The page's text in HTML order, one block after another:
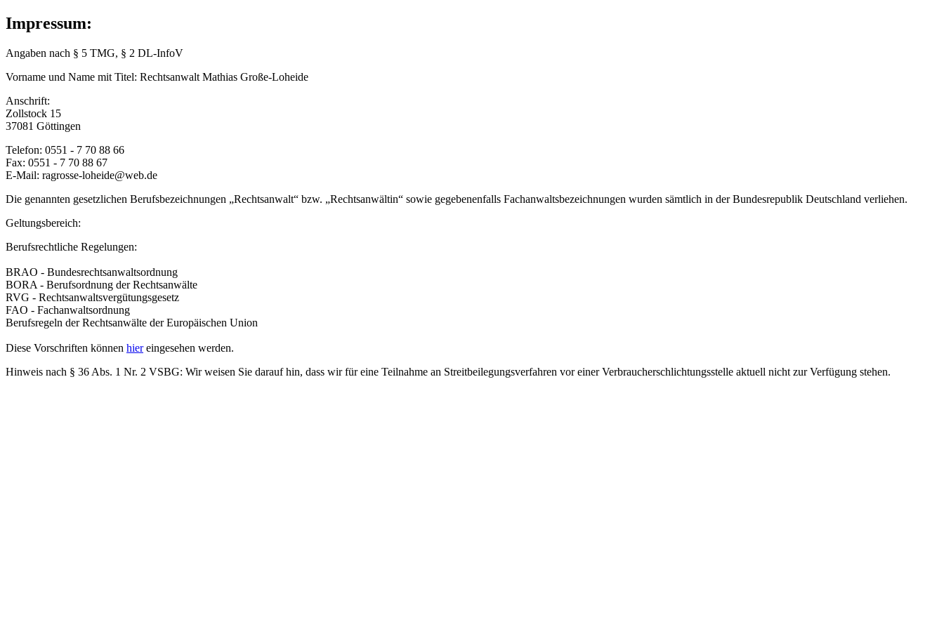
Impressum:
Angaben nach § 5 TMG, § 2 DL-InfoV
Vorname und Name mit Titel: Rechtsanwalt Mathias Große-Loheide
Anschrift:
Zollstock 15
37081 Göttingen
Telefon: 0551 - 7 70 88 66
Fax: 0551 - 7 70 88 67
E-Mail: ragrosse-loheide@web.de
Die genannten gesetzlichen Berufsbezeichnungen „Rechtsanwalt“ bzw. „Rechtsanwältin“ sowie gegebenenfalls Fachanwaltsbezeichnungen wurden sämtlich in der Bundesrepublik Deutschland verliehen.
Geltungsbereich:
Berufsrechtliche Regelungen:
BRAO - Bundesrechtsanwaltsordnung
BORA - Berufsordnung der Rechtsanwälte
RVG - Rechtsanwaltsvergütungsgesetz
FAO - Fachanwaltsordnung
Berufsregeln der Rechtsanwälte der Europäischen Union
Diese Vorschriften können hiereingesehen werden.
Hinweis nach § 36 Abs. 1 Nr. 2 VSBG: Wir weisen Sie darauf hin, dass wir für eine Teilnahme an Streitbeilegungsverfahren vor einer Verbraucherschlichtungsstelle aktuell nicht zur Verfügung stehen.